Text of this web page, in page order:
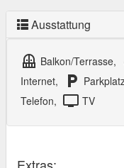
Ausstattung
balcony Balkon/Terrasse,
Internet, local_parking
Telefon, tv TV